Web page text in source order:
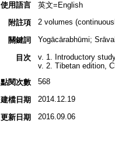
使用語言
英文=English
附註項
2 volumes
關鍵詞 Yogācārabhūmi;
目次
v. 1. Introductory
v. 2. Tibetan edition,
點閱次數
568
建檔日期 2014.12.19
更新日期 2016.09.06